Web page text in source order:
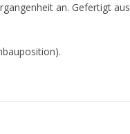
an. Gefertigt aus